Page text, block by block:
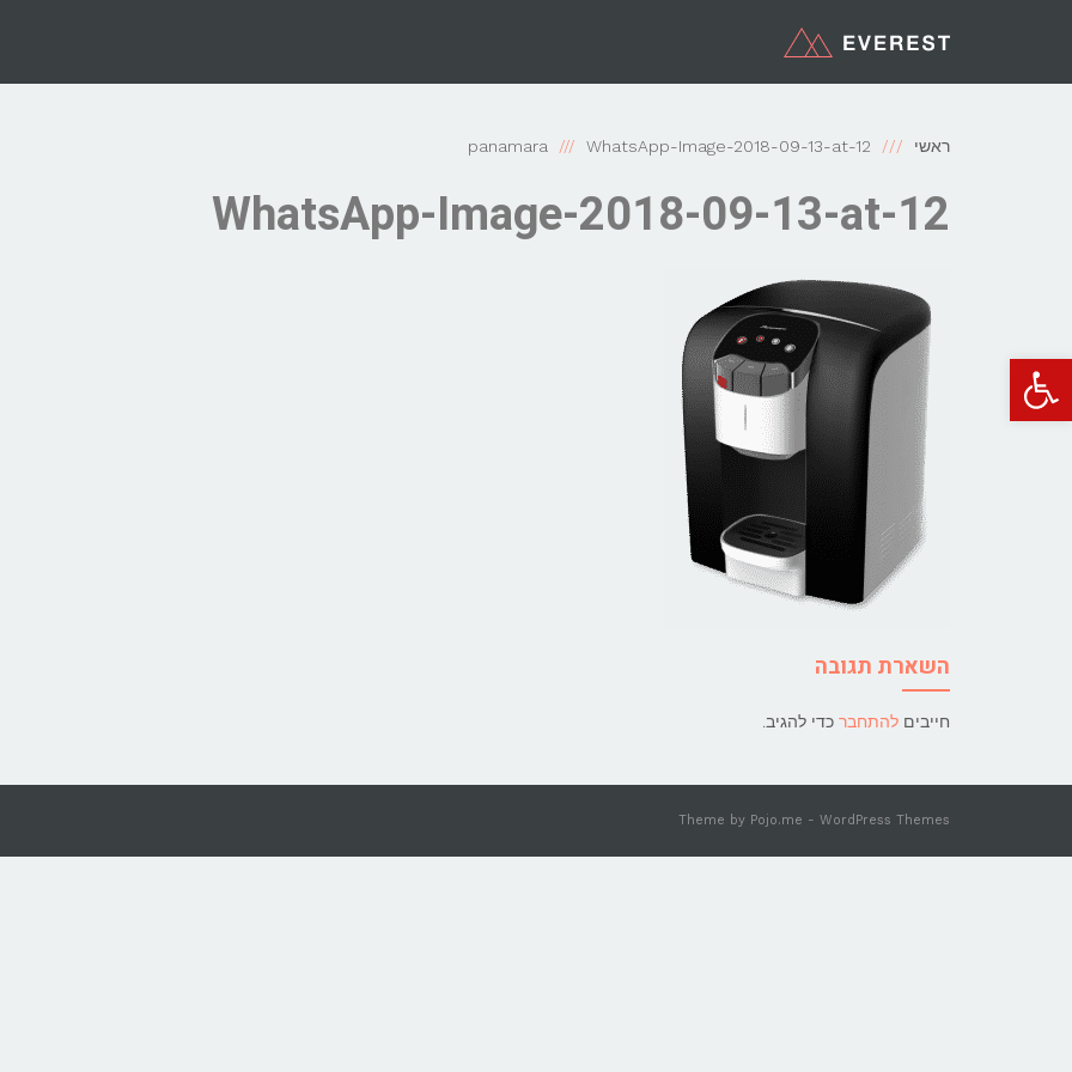
פתח סרגל נגישות
ראשי panamara WhatsApp-Image-2018-09-13-at-12
WhatsApp-Image-2018-09-13-at-12
השארת תגובה
חייבים להתחבר כדי להגיב.
Theme by Pojo.me - WordPress Themes